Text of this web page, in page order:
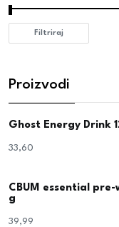
Filtriraj
Proizvodi
Ghost Energy Drink
33,60
CBUM essential
g
39,99